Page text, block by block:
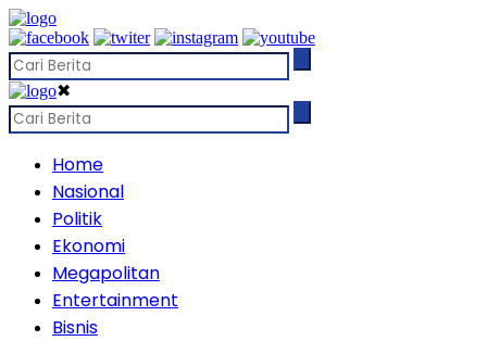
✖
Home
Nasional
Politik
Ekonomi
Megapolitan
Entertainment
Bisnis